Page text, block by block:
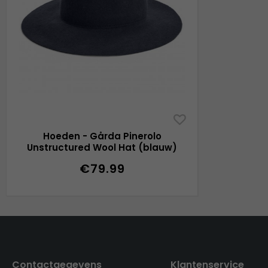
Hoeden - Gårda Pinerolo
Unstructured Wool Hat (blauw)
€79.99
Contactgegevens Klantenservice